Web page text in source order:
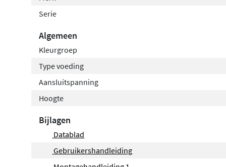
Serie
Algemeen
Kleurgroep
Type voeding
Aansluitspanning
Hoogte
Bijlagen
Datablad
Gebruikershandleiding